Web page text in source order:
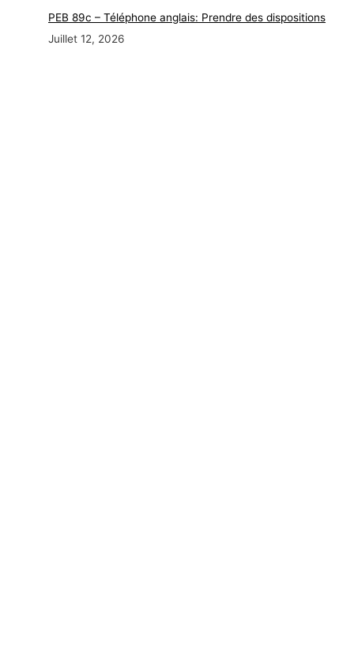
PEB 89c – Téléphone anglais: Prendre des dispositions
Juillet 12, 2026